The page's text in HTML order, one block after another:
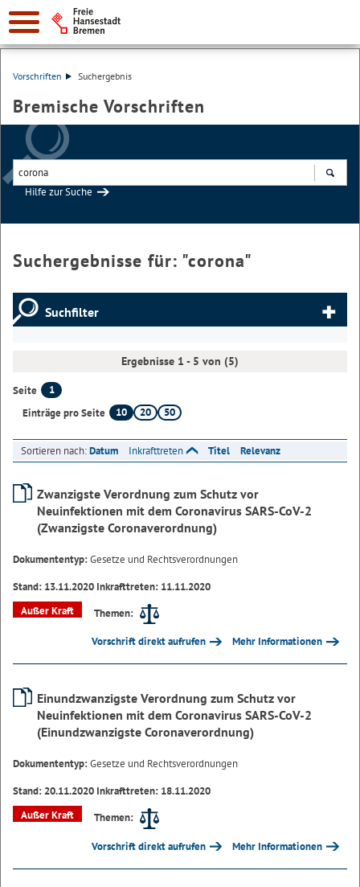
Vorschriften Suchergebnis
Bremische Vorschriften
Hilfe zur Suche
Suchergebnisse für: "corona"
Suchfilter
Ergebnisse 1 - 5 von (5)
Seite
1
Einträge pro Seite
10 20 50
Sortieren nach:Datum Inkrafttreten Titel Relevanz
Zwanzigste Verordnung zum Schutz vor
Neuinfektionen mit dem Coronavirus SARS-CoV-2
(Zwanzigste Coronaverordnung)
Dokumententyp:Gesetze und Rechtsverordnungen
Stand: 13.11.2020 Inkrafttreten: 11.11.2020
Außer Kraft
Themen:
Vorschrift direkt aufrufen Mehr Informationen
Einundzwanzigste Verordnung zum Schutz vor
Neuinfektionen mit dem Coronavirus SARS-CoV-2
(Einundzwanzigste Coronaverordnung)
Dokumententyp:Gesetze und Rechtsverordnungen
Stand: 20.11.2020 Inkrafttreten: 18.11.2020
Außer Kraft
Themen:
Vorschrift direkt aufrufen Mehr Informationen